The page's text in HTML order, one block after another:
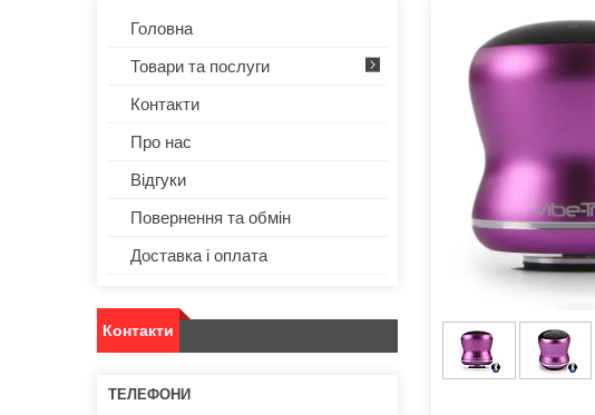
Головна
Товари та послуги
Контакти
Про нас
Відгуки
Повернення та обмін
Доставка і оплата
Контакти